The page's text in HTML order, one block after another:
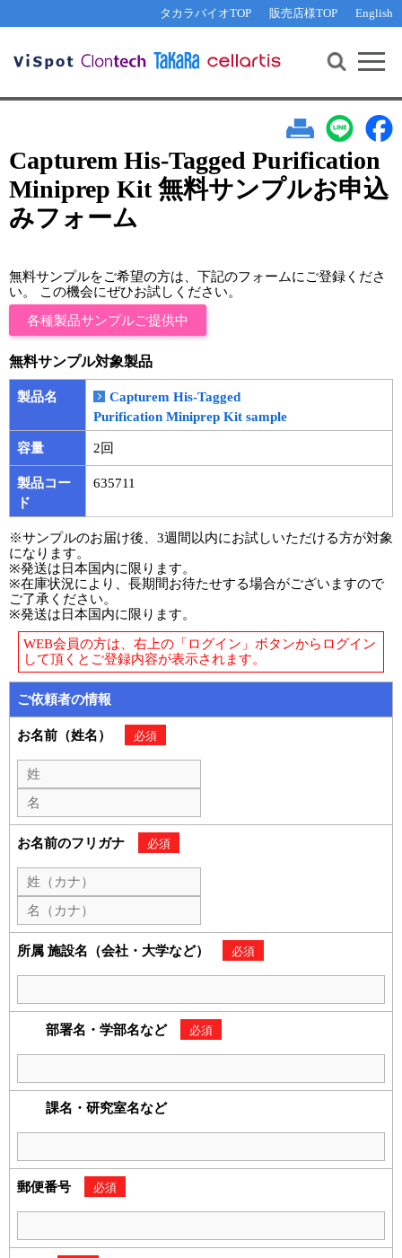
タカラバイオTOP 販売店様TOP English
機能解析・サイレンシング
核酸抽出・精製・標識
PCR・等温増幅
リアルタイムPCR（qPCR）
サンプル請求
テクニカルサポートライン
その他 ライセンスに関するご相談
遺伝子組換え生物該当製品
研究支援ツール
Cut-Site Navigator 制限酵素切断サイトの検索
抗体検索サイト
リアルタイムPCR（インターカレーター法）
プライマー検索・注文
リアルタイムPCR（プローブ法）
プライマー・プローブ検索・注文
機器ソフトウェア・ベクター配列ダウンロード
ラーニングセンター
実験ガイド
リアルタイムPCR実験ガイド
遺伝子検査ガイド（食品・水質・家畜他）
NGSポータルサイト
幹細胞・再生医療研究ガイド
クローニング実験ガイド
細胞選択ガイド
RNAi実験ガイド
アプリケーションノート
プロトコール集
ユーザーズボイス集
動画ライブラリー
Q&A
お問い合わせ WEB会員登録
Capturem His-Tagged Purification
Miniprep Kit 無料サンプルお申込
みフォーム
無料サンプルをご希望の方は、下記のフォームにご登録くださ
い。 この機会にぜひお試しください。
各種製品サンプルご提供中
無料サンプル対象製品
製品名
容量
製品コー
ド
Capturem His-Tagged
Purification Miniprep Kit sample
2回
635711
※サンプルのお届け後、3週間以内にお試しいただける方が対象
になります。
※発送は日本国内に限ります。
※在庫状況により、長期間お待たせする場合がございますので
ご了承ください。
※発送は日本国内に限ります。
WEB会員の方は、右上の「ログイン」ボタンからログイン
して頂くとご登録内容が表示されます。
ご依頼者の情報
お名前（姓名） 必須
お名前のフリガナ 必須
所属 施設名（会社・大学など） 必須
部署名・学部名など 必須
課名・研究室名など
郵便番号 必須